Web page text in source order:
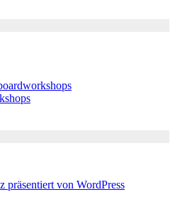
präsentiert von WordPress